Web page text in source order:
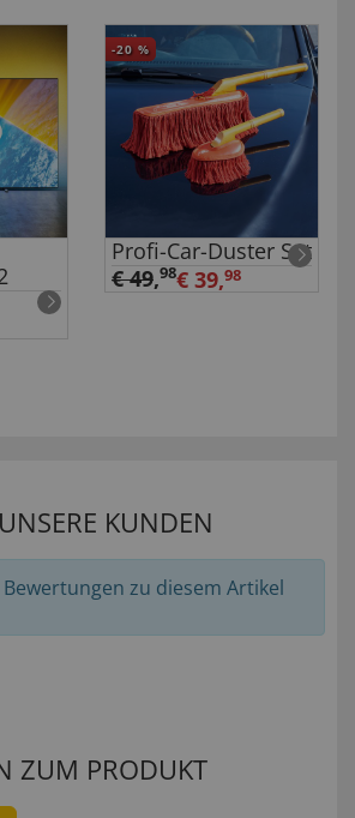
-20 %
Profi-Car-Duster Set
€ 49,98€ 39,98
KUNDEN
Bewertungen zu diesem Artikel
ZUM PRODUKT